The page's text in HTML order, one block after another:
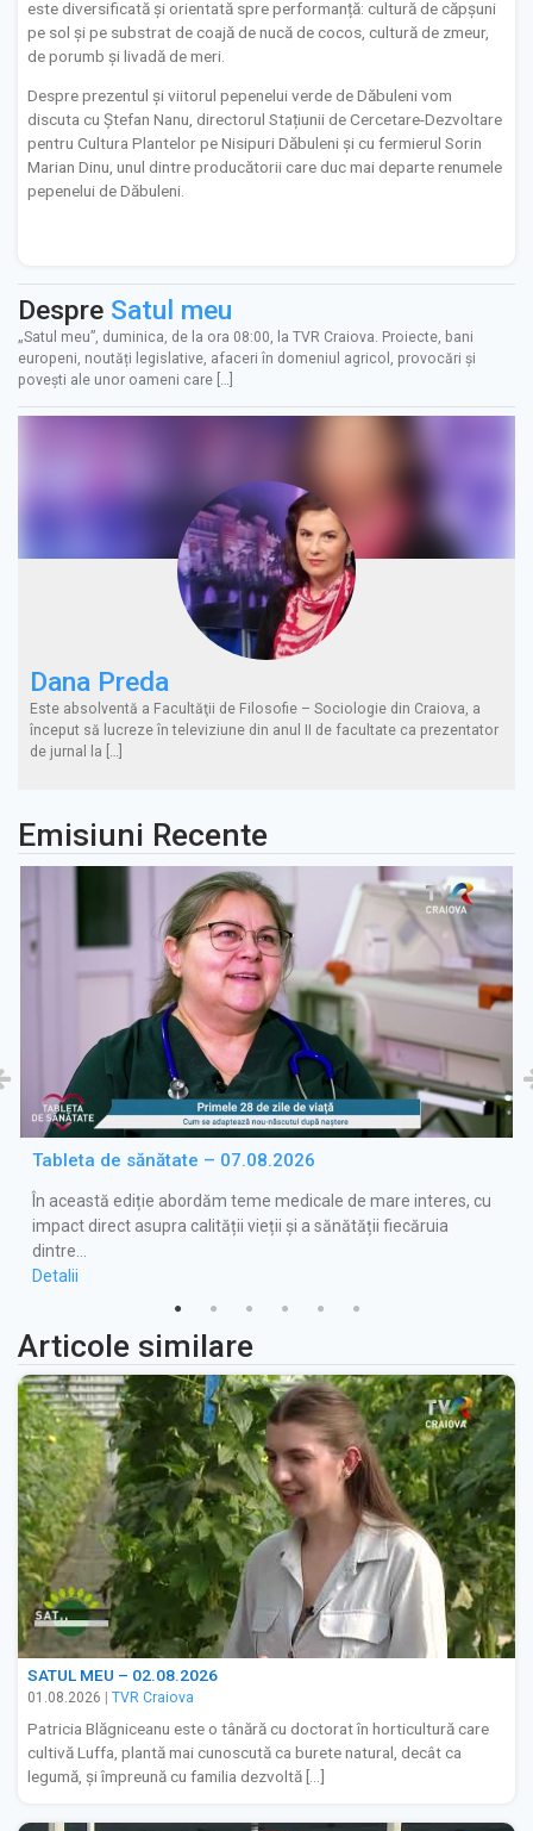
este diversificată și orientată spre performanță: cultură de căpșuni
pe sol și pe substrat de coajă de nucă de cocos, cultură de zmeur,
de porumb și livadă de meri.
Despre prezentul și viitorul pepenelui verde de Dăbuleni vom
discuta cu Ștefan Nanu, directorul Stațiunii de Cercetare-Dezvoltare
pentru Cultura Plantelor pe Nisipuri Dăbuleni și cu fermierul Sorin
Marian Dinu, unul dintre producătorii care duc mai departe renumele
pepenelui de Dăbuleni.
Despre Satul meu
„Satul meu”, duminica, de la ora 08:00, la TVR Craiova. Proiecte, bani
europeni, noutăți legislative, afaceri în domeniul agricol, provocări și
povești ale unor oameni care […]
Dana Preda
Este absolventă a Facultăţii de Filosofie – Sociologie din Craiova, a
început să lucreze în televiziune din anul II de facultate ca prezentator
de jurnal la […]
Emisiuni Recente
Tableta de sănătate – 07.08.2026
În această ediție abordăm teme medicale de mare interes, cu
impact direct asupra calității vieții și a sănătății fiecăruia
dintre…
Detalii
Articole similare
SATUL MEU – 02.08.2026
01.08.2026 | TVR Craiova
Patricia Blăgniceanu este o tânără cu doctorat în horticultură care
cultivă Luffa, plantă mai cunoscută ca burete natural, decât ca
legumă, și împreună cu familia dezvoltă […]